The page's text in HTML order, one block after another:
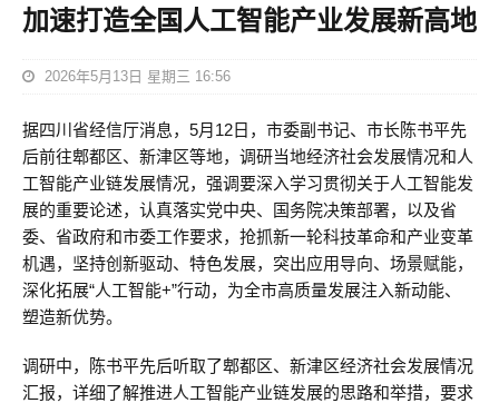
加速打造全国人工智能产业发展新高地
2026年5月13日 星期三 16:56
据四川省经信厅消息，5月12日，市委副书记、市长陈书平先
后前往郫都区、新津区等地，调研当地经济社会发展情况和人
工智能产业链发展情况，强调要深入学习贯彻关于人工智能发
展的重要论述，认真落实党中央、国务院决策部署，以及省
委、省政府和市委工作要求，抢抓新一轮科技革命和产业变革
机遇，坚持创新驱动、特色发展，突出应用导向、场景赋能，
深化拓展“人工智能+”行动，为全市高质量发展注入新动能、
塑造新优势。
调研中，陈书平先后听取了郫都区、新津区经济社会发展情况
汇报，详细了解推进人工智能产业链发展的思路和举措，要求